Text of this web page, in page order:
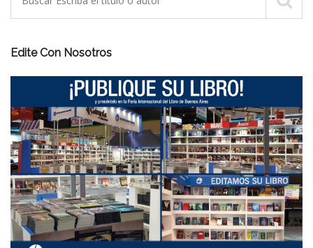
Edite Con Nosotros